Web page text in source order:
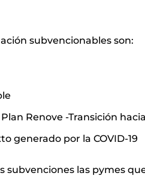
subvencionables son:
Renove -Transición
generado por la COVID-19
subvenciones las pymes